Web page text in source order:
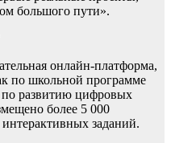
большого пути».
онлайн-платформа,
по школьной программе
по развитию цифровых
более 5 000
заданий.